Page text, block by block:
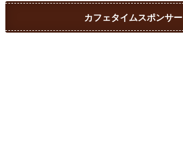
カフェタイムスポンサー